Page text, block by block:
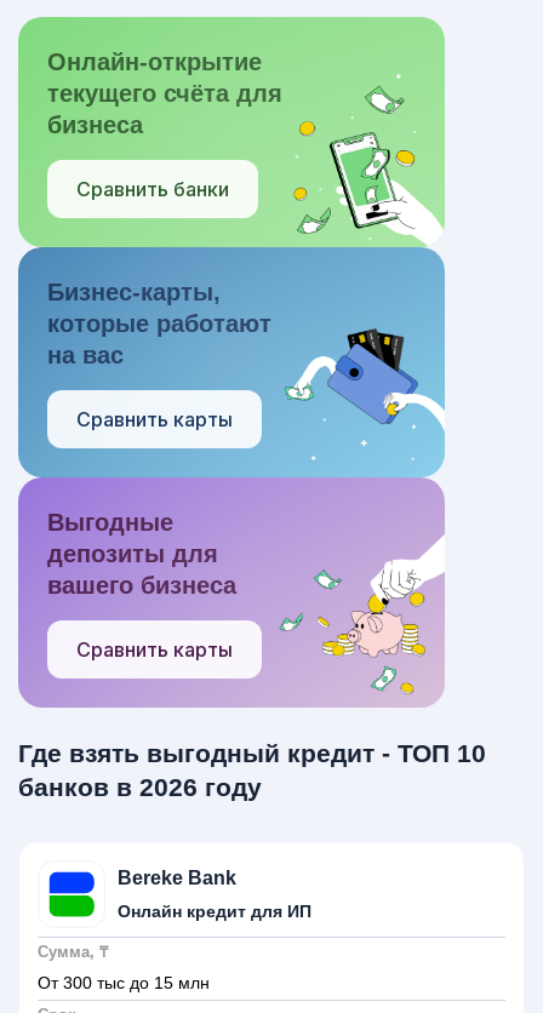
Онлайн-открытие
текущего счёта для
бизнеса
Сравнить банки
Бизнес-карты,
которые работают
на вас
Сравнить карты
Выгодные
депозиты для
вашего бизнеса
Сравнить карты
Где взять выгодный кредит - ТОП 10
банков в 2026 году
Bereke Bank
Онлайн кредит для ИП
Сумма, ₸
От 300 тыс до 15 млн